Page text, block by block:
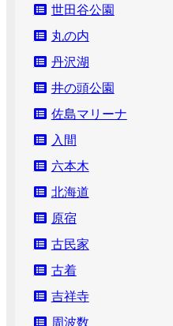
世田谷公園
丸の内
丹沢湖
井の頭公園
佐島マリーナ
入間
六本木
北海道
原宿
古民家
古着
吉祥寺